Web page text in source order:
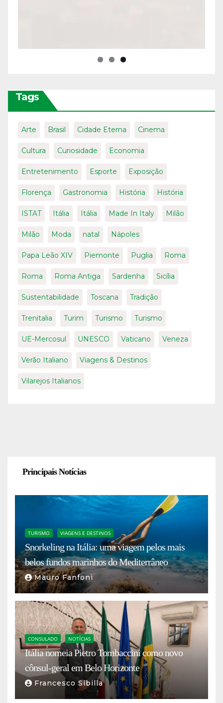
Tags
Arte Brasil Cidade Eterna Cinema
Cultura Curiosidade Economia
Entretenimento Esporte Exposição
Florença Gastronomia História História
ISTAT Itália Itália Made In Italy Milão
Milão Moda natal Nápoles
Papa Leão XIV Piemonte Puglia Roma
Roma Roma Antiga Sardenha Sicília
Sustentabilidade Toscana Tradição
Trenitalia Turim Turismo Turismo
UE-Mercosul UNESCO Vaticano Veneza
Verão Italiano Viagens & Destinos
Vilarejos Italianos
Principais Notícias
TURISMO VIAGENS E DESTINOS
Snorkeling na Itália: uma viagem pelos mais
belos fundos marinhos do Mediterrâneo
Mauro Fanfoni
CONSULADO NOTÍCIAS
Itália nomeia Pietro Tombaccini como novo
cônsul-geral em Belo Horizonte
Francesco Sibilla